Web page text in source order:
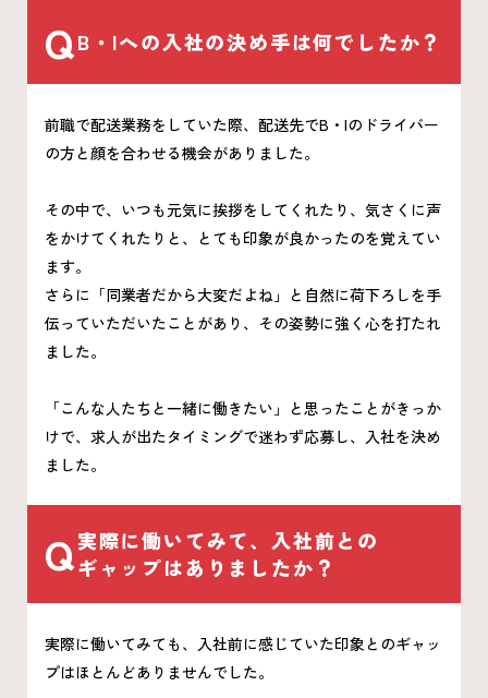
QB・Iへの入社の決め手は何でしたか？
前職で配送業務をしていた際、配送先でB・Iのドライバー
の方と顔を合わせる機会がありました。
その中で、いつも元気に挨拶をしてくれたり、気さくに声
をかけてくれたりと、とても印象が良かったのを覚えてい
ます。
さらに「同業者だから大変だよね」と自然に荷下ろしを手
伝っていただいたことがあり、その姿勢に強く心を打たれ
ました。
「こんな人たちと一緒に働きたい」と思ったことがきっか
けで、求人が出たタイミングで迷わず応募し、入社を決め
ました。
Q実際に働いてみて、入社前との
ギャップはありましたか？
実際に働いてみても、入社前に感じていた印象とのギャッ
プはほとんどありませんでした。